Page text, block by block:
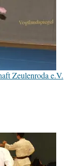
Zeulenroda e.V.